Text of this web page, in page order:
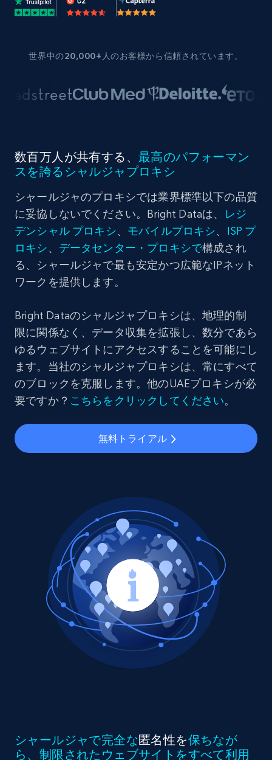
世界中の20,000+人のお客様から信頼されています。
数百万人が共有する、 最高のパフォーマン
スを誇るシャルジャプロキシ
シャールジャのプロキシでは業界標準以下の品質
に妥協しないでください。Bright Dataは、
レジ
デンシャル プロキシ、 モバイルプロキシ、 ISP プ
ロキシ、 データセンター・プロキシで構成され
る、シャールジャで最も安定かつ広範なIPネット
ワークを提供します。
Bright Dataのシャルジャプロキシは、地理的制
限に関係なく、データ収集を拡張し、数分であら
ゆるウェブサイトにアクセスすることを可能にし
ます。当社のシャルジャプロキシは、常にすべて
のブロックを克服します。他のUAEプロキシが必
要ですか？ こちらをクリックしてください。
無料トライアル
シャールジャで完全な匿名性を保ちなが
ら、制限されたウェブサイトをすべて利用